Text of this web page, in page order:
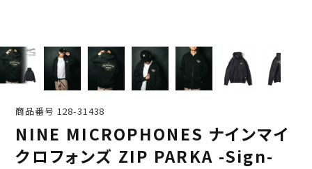
商品番号 128-31438
NINE MICROPHONES ナインマイ
クロフォンズ ZIP PARKA -Sign-